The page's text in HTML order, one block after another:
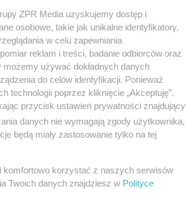
rok. Co wybrać,
ZPR Media uzyskujemy dostęp i
osobowe, takie jak unikalne identyfikatory,
w celu zapewniania
reklam i treści, badanie odbiorców oraz
używać dokładnych danych
do celów identyfikacji. Ponieważ
technologii poprzez kliknięcie „Akceptuję”.
przycisk ustawień prywatności znajdujący
danych nie wymagają zgody użytkownika,
będą miały zastosowanie tylko na tej
komfortowo korzystać z naszych serwisów
Twoich danych znajdziesz w Polityce